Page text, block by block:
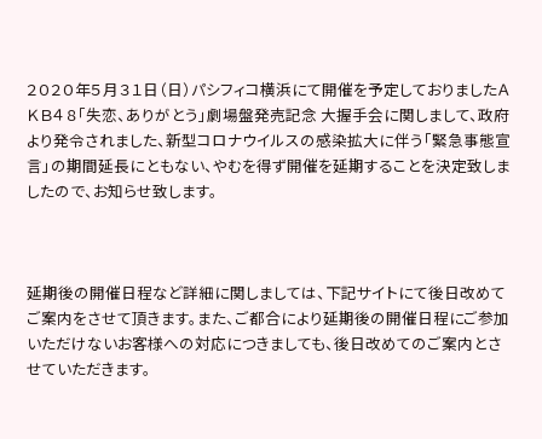
２０２０年５月３１日（日）パシフィコ横浜にて開催を予定しておりましたＡ
ＫＢ４８「失恋、ありがとう」劇場盤発売記念 大握手会に関しまして、政府
より発令されました、新型コロナウイルスの感染拡大に伴う「緊急事態宣
言」の期間延長にともない、やむを得ず開催を延期することを決定致しま
したので、お知らせ致します。
延期後の開催日程など詳細に関しましては、下記サイトにて後日改めて
ご案内をさせて頂きます。また、ご都合により延期後の開催日程にご参加
いただけないお客様への対応につきましても、後日改めてのご案内とさ
せていただきます。